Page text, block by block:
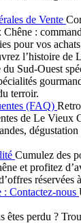
de Vente
:
pour vos
l’histoire de
Sud-Ouest
terroir.
(FAQ)
de Le Vieux
Cumulez des
et profitez
réservées
Contactez-nous
êtes perdu ?